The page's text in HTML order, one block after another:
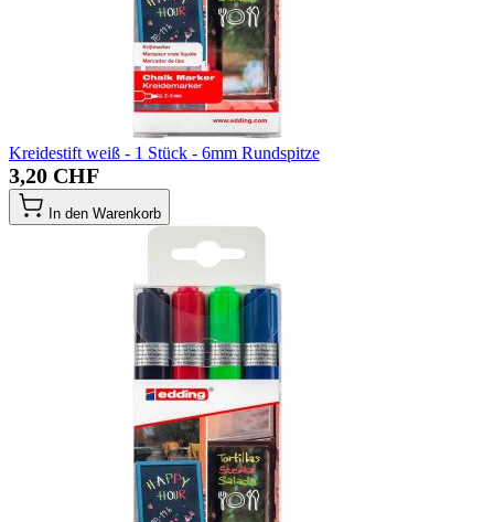
Kreidestift weiß - 1 Stück - 6mm Rundspitze
3,20 CHF
In den Warenkorb